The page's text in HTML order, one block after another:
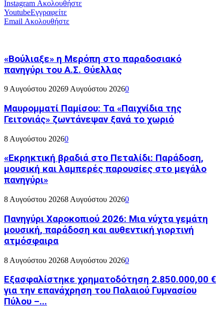
Instagram Ακολουθήστε
YoutubeΕγγραφείτε
Email Ακολουθήστε
«Βούλιαξε» η Μερόπη στο παραδοσιακό
πανηγύρι του Α.Σ. Θύελλας
9 Αυγούστου 20269 Αυγούστου 20260
Μαυρομματί Παμίσου: Τα «Παιχνίδια της
Γειτονιάς» ζωντάνεψαν ξανά το χωριό
8 Αυγούστου 20260
«Εκρηκτική βραδιά στο Πεταλίδι: Παράδοση,
μουσική και λαμπερές παρουσίες στο μεγάλο
πανηγύρι»
8 Αυγούστου 20268 Αυγούστου 20260
Πανηγύρι Χαροκοπιού 2026: Μια νύχτα γεμάτη
μουσική, παράδοση και αυθεντική γιορτινή
ατμόσφαιρα
8 Αυγούστου 20268 Αυγούστου 20260
Εξασφαλίστηκε χρηματοδότηση 2.850.000,00 €
για την επανάχρηση του Παλαιού Γυμνασίου
Πύλου –...